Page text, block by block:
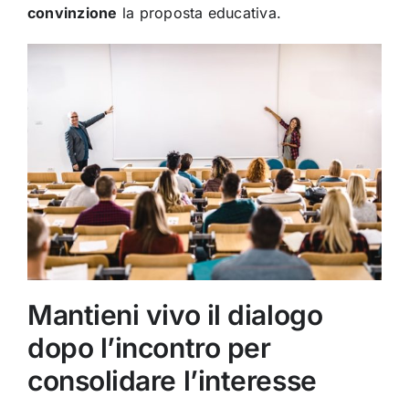
convinzione la proposta educativa.
Mantieni vivo il dialogo
dopo l’incontro per
consolidare l’interesse